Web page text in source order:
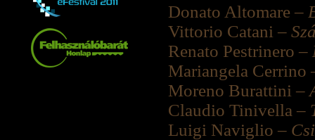
Donato Altomare –
Vittorio Catani –
Renato Pestrinero –
Mariangela Cerrino
Moreno Burattini –
Claudio Tinivella –
Luigi Naviglio –